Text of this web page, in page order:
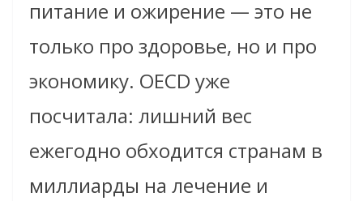
питание и ожирение — это не
только про здоровье, но и про
экономику. OECD уже
посчитала: лишний вес
ежегодно обходится странам в
миллиарды на лечение и